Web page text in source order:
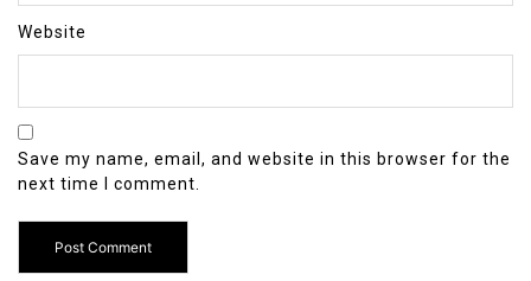
Website
Save my name, email, and website in this browser for the
next time I comment.